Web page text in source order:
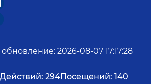
: 2026-08-07 17:17:28
Действий: 294Посещений: 140